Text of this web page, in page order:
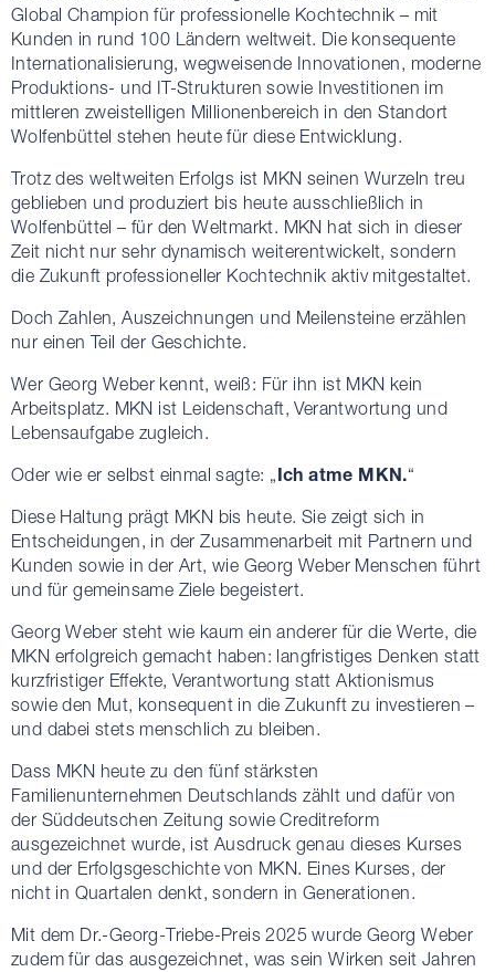
Global Champion für professionelle Kochtechnik – mit
Kunden in rund 100 Ländern weltweit. Die konsequente
Internationalisierung, wegweisende Innovationen, moderne
Produktions- und IT-Strukturen sowie Investitionen im
mittleren zweistelligen Millionenbereich in den Standort
Wolfenbüttel stehen heute für diese Entwicklung.
Trotz des weltweiten Erfolgs ist MKN seinen Wurzeln treu
geblieben und produziert bis heute ausschließlich in
Wolfenbüttel – für den Weltmarkt. MKN hat sich in dieser
Zeit nicht nur sehr dynamisch weiterentwickelt, sondern
die Zukunft professioneller Kochtechnik aktiv mitgestaltet.
Doch Zahlen, Auszeichnungen und Meilensteine erzählen
nur einen Teil der Geschichte.
Wer Georg Weber kennt, weiß: Für ihn ist MKN kein
Arbeitsplatz. MKN ist Leidenschaft, Verantwortung und
Lebensaufgabe zugleich.
Oder wie er selbst einmal sagte: „Ich atme MKN.“
Diese Haltung prägt MKN bis heute. Sie zeigt sich in
Entscheidungen, in der Zusammenarbeit mit Partnern und
Kunden sowie in der Art, wie Georg Weber Menschen führt
und für gemeinsame Ziele begeistert.
Georg Weber steht wie kaum ein anderer für die Werte, die
MKN erfolgreich gemacht haben: langfristiges Denken statt
kurzfristiger Effekte, Verantwortung statt Aktionismus
sowie den Mut, konsequent in die Zukunft zu investieren –
und dabei stets menschlich zu bleiben.
Dass MKN heute zu den fünf stärksten
Familienunternehmen Deutschlands zählt und dafür von
der Süddeutschen Zeitung sowie Creditreform
ausgezeichnet wurde, ist Ausdruck genau dieses Kurses
und der Erfolgsgeschichte von MKN. Eines Kurses, der
nicht in Quartalen denkt, sondern in Generationen.
Mit dem Dr.-Georg-Triebe-Preis 2025 wurde Georg Weber
zudem für das ausgezeichnet, was sein Wirken seit Jahren